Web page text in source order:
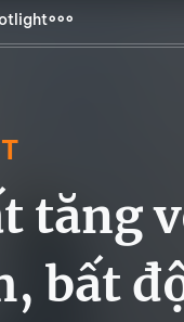
tăng
bất